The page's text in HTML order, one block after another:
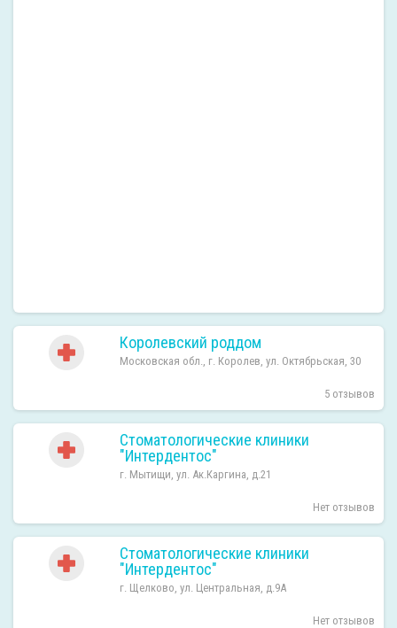
Королевский роддом
Московская обл., г. Королев, ул. Октябрьская, 30
5 отзывов
Стоматологические клиники
"Интердентос"
г. Мытищи, ул. Ак.Каргина, д.21
Нет отзывов
Стоматологические клиники
"Интердентос"
г. Щелково, ул. Центральная, д.9А
Нет отзывов